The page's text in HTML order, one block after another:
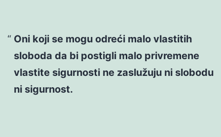
Oni koji se mogu odreći malo vlastitih
sloboda da bi postigli malo privremene
vlastite sigurnosti ne zaslužuju ni slobodu
ni sigurnost.